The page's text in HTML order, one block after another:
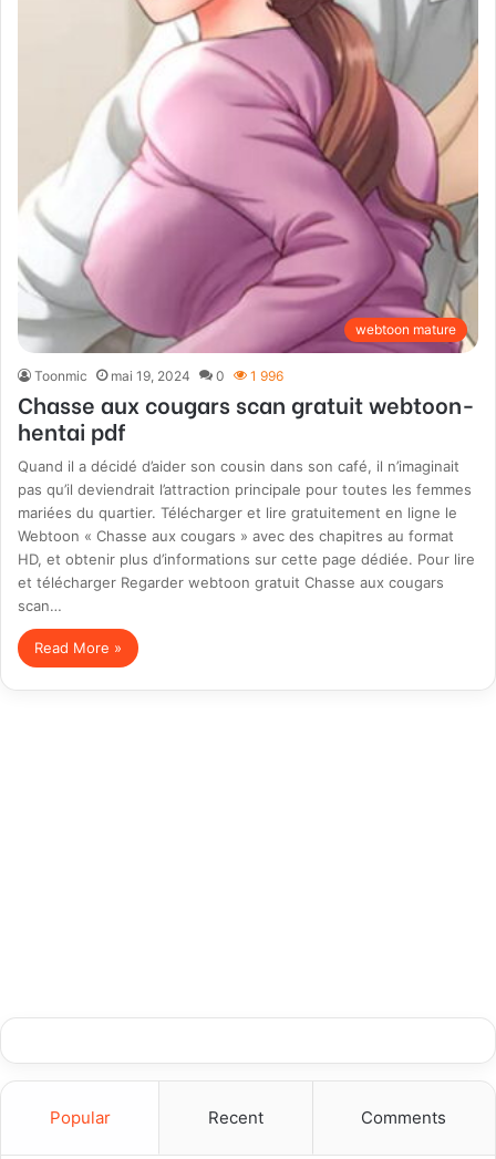
webtoon mature
Toonmic mai 19, 2024 0 1 996
Chasse aux cougars scan gratuit webtoon-
hentai pdf
Quand il a décidé d’aider son cousin dans son café, il n’imaginait
pas qu’il deviendrait l’attraction principale pour toutes les femmes
mariées du quartier. Télécharger et lire gratuitement en ligne le
Webtoon « Chasse aux cougars » avec des chapitres au format
HD, et obtenir plus d’informations sur cette page dédiée. Pour lire
et télécharger Regarder webtoon gratuit Chasse aux cougars
scan…
Read More »
Popular Recent Comments